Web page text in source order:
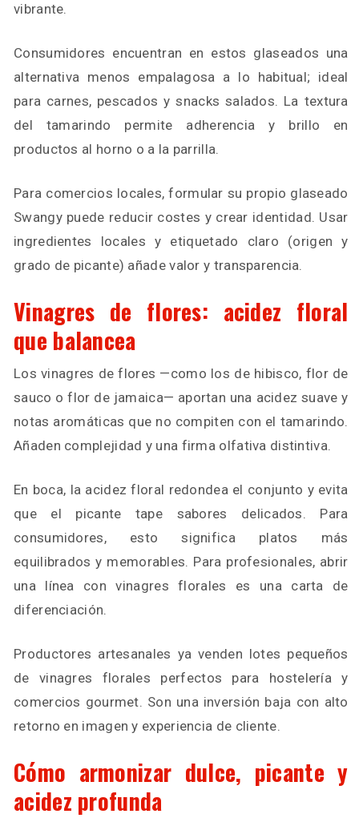
vibrante.
Consumidores encuentran en estos glaseados una
alternativa menos empalagosa a lo habitual; ideal
para carnes, pescados y snacks salados. La textura
del tamarindo permite adherencia y brillo en
productos al horno o a la parrilla.
Para comercios locales, formular su propio glaseado
Swangy puede reducir costes y crear identidad. Usar
ingredientes locales y etiquetado claro (origen y
grado de picante) añade valor y transparencia.
Vinagres de flores: acidez floral
que balancea
Los vinagres de flores —como los de hibisco, flor de
sauco o flor de jamaica— aportan una acidez suave y
notas aromáticas que no compiten con el tamarindo.
Añaden complejidad y una firma olfativa distintiva.
En boca, la acidez floral redondea el conjunto y evita
que el picante tape sabores delicados. Para
consumidores, esto significa platos más
equilibrados y memorables. Para profesionales, abrir
una línea con vinagres florales es una carta de
diferenciación.
Productores artesanales ya venden lotes pequeños
de vinagres florales perfectos para hostelería y
comercios gourmet. Son una inversión baja con alto
retorno en imagen y experiencia de cliente.
Cómo armonizar dulce, picante y
acidez profunda